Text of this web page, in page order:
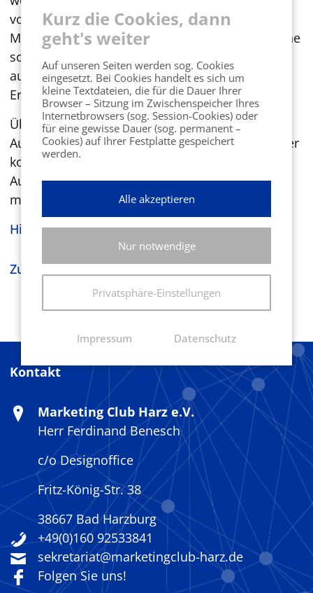
vorbereitet ist oder gar der potenzielle neue
Mitarbeiter beim Gang durchs Unternehmen eine
schlechte Stimmung spürt, dann wirkt sich das
auch auf die Arbeitgebermarke aus. Schlechte
Erfahrungen werden schließlich weiter gesagt.
Über 20 Mitglieder und Gäste folgten den
Ausführungen von Frau Niehaus und sicher jeder
konnte wichtige Impulse für seine nächsten
Auswahlprozesse und Bewerbergespräche
mitnehmen.
Hier geht es zur Bildergalerie »
Zurück zur Eventübersicht
Kontakt
Marketing Club Harz e.V.
Herr Ferdinand Benesch
c/o Designoffice
Fritz-König-Str. 38
38667 Bad Harzburg
+49(0)160 92533841
sekretariat@marketingclub-harz.de
Folgen Sie uns!
Kurz die Cookies, dann
geht's weiter
Auf unseren Seiten werden sog. Cookies
eingesetzt. Bei Cookies handelt es sich um
kleine Textdateien, die für die Dauer Ihrer
Browser – Sitzung im Zwischenspeicher Ihres
Internetbrowsers (sog. Session-Cookies) oder
für eine gewisse Dauer (sog. permanent –
Cookies) auf Ihrer Festplatte gespeichert
werden.
Alle akzeptieren
Nur notwendige
Privatsphäre-Einstellungen
Impressum Datenschutz